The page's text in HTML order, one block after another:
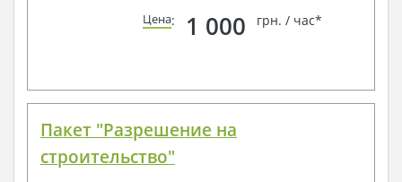
Цена: 1 000 грн. / час*
Пакет "Разрешение на
строительство"